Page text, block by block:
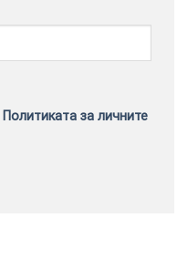
Политиката за личните